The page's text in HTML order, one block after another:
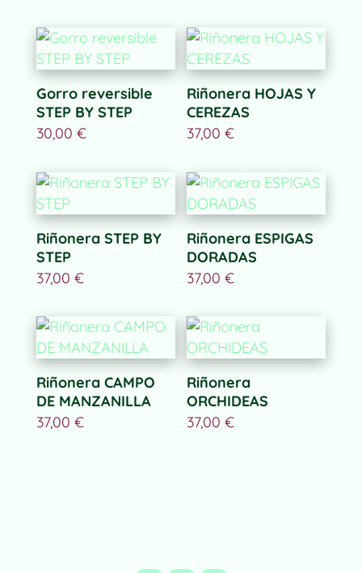
Gorro reversible
STEP BY STEP
30,00 €
Riñonera HOJAS Y
CEREZAS
37,00€
Riñonera STEP BY
STEP
37,00 €
Riñonera ESPIGAS
DORADAS
37,00€
Riñonera CAMPO
DE MANZANILLA
37,00 €
Riñonera
ORCHIDEAS
37,00€